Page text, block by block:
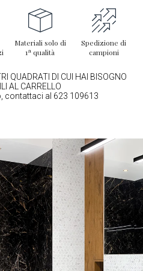
Materiali solo di
1ª qualità
Spedizione di
campioni
QUADRATI DI CUI HAI BISOGNO
AL CARRELLO
contattaci al 623 109613